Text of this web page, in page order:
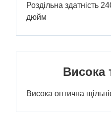
Роздільна здатність
дюйм
Висока
Висока оптична